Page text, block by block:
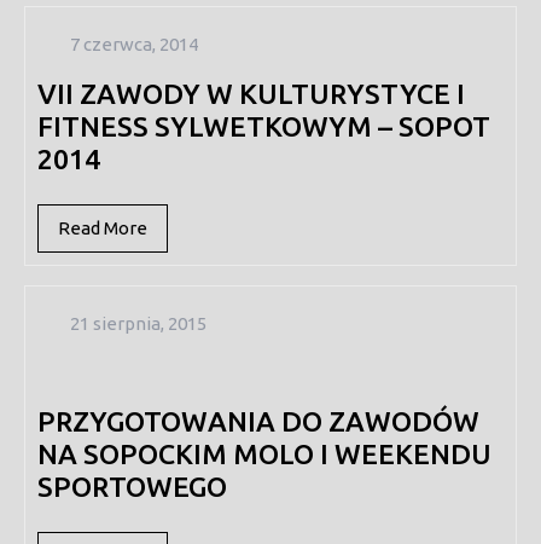
7 czerwca, 20147
2014
VII ZAWODY W KULTURYSTYCE I
FITNESS SYLWETKOWYM – SOPOT
2014
Read More
More
21 sierpnia, 201521
PRZYGOTOWANIA DO ZAWODÓW
NA SOPOCKIM MOLO I WEEKENDU
SPORTOWEGO